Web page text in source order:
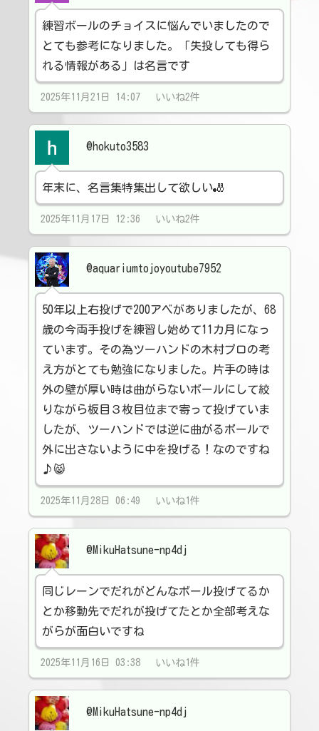
練習ボールのチョイスに悩んでいましたので
とても参考になりました。「失投しても得ら
れる情報がある」は名言です
2025年11月21日 14:07 いいね2件
@hokuto3583
年末に、名言集特集出して欲しい🎳
2025年11月17日 12:36 いいね2件
@aquariumtojoyoutube7952
50年以上右投げで200アベがありましたが、68
歳の今両手投げを練習し始めて11カ月になっ
ています。その為ツーハンドの木村プロの考
え方がとても勉強になりました。片手の時は
外の壁が厚い時は曲がらないボールにして絞
りながら板目３枚目位まで寄って投げていま
したが、ツーハンドでは逆に曲がるボールで
外に出さないように中を投げる！なのですね
♪😸
2025年11月28日 06:49 いいね1件
@MikuHatsune-np4dj
同じレーンでだれがどんなボール投げてるか
とか移動先でだれが投げてたとか全部考えな
がらが面白いですね
2025年11月16日 03:38 いいね1件
@MikuHatsune-np4dj